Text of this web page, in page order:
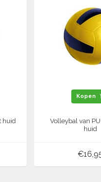
huid
Kopen
Volleybal van
huid